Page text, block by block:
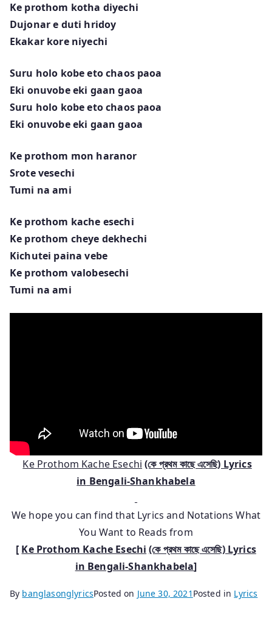
Ke prothom kotha diyechi
Dujonar e duti hridoy
Ekakar kore niyechi
Suru holo kobe eto chaos paoa
Eki onuvobe eki gaan gaoa
Suru holo kobe eto chaos paoa
Eki onuvobe eki gaan gaoa
Ke prothom mon haranor
Srote vesechi
Tumi na ami
Ke prothom kache esechi
Ke prothom cheye dekhechi
Kichutei paina vebe
Ke prothom valobesechi
Tumi na ami
Ke Prothom Kache Esechi (কে প্রথম কাছে এসেছি) Lyrics
in Bengali-Shankhabela
We hope you can find that Lyrics and Notations What
You Want to Reads from
[ Ke Prothom Kache Esechi (কে প্রথম কাছে এসেছি) Lyrics
in Bengali-Shankhabela]
By banglasonglyricsPosted on June 30, 2021 Posted in Lyrics